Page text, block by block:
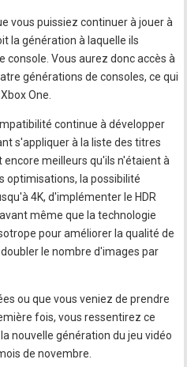
vous puissiez continuer à jouer à
la génération à laquelle ils
console. Vous aurez donc accès à
générations de consoles, ce qui
One.
continue à développer
s'appliquer à la liste des titres
encore meilleurs qu'ils n'étaient à
optimisations, la possibilité
4K, d'implémenter le HDR
même que la technologie
pour améliorer la qualité de
le nombre d'images par
ou que vous veniez de prendre
fois, vous ressentirez ce
nouvelle génération du jeu vidéo
de novembre.